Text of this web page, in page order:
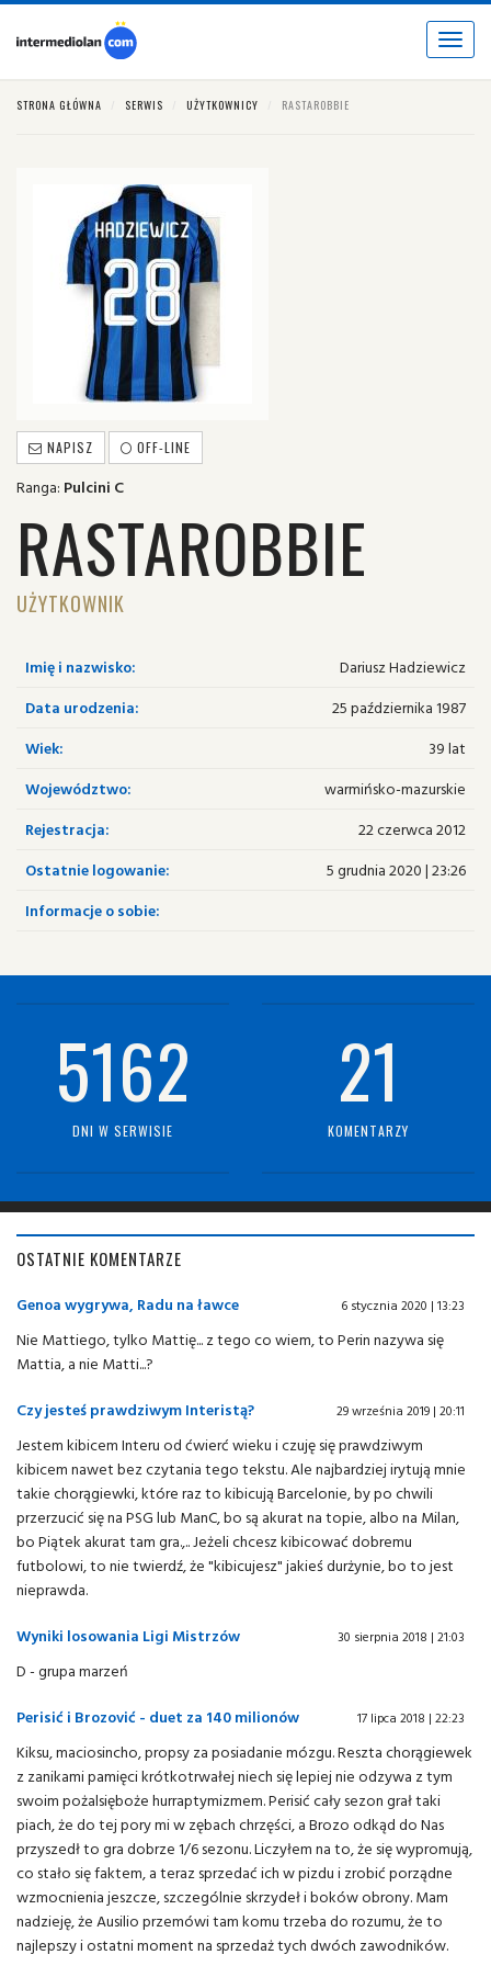
Toggle
STRONA GŁÓWNA SERWIS UŻYTKOWNICY RASTAROBBIE
NAPISZ OFF-LINE
Ranga: Pulcini C
RASTAROBBIE
UŻYTKOWNIK
Imię i nazwisko:
Dariusz Hadziewicz
Data urodzenia:
25 października 1987
Wiek:
39 lat
Województwo:
warmińsko-mazurskie
Rejestracja:
22 czerwca 2012
Ostatnie logowanie:
5 grudnia 2020 | 23:26
Informacje o sobie:
5162
DNI W SERWISIE
21
KOMENTARZY
OSTATNIE KOMENTARZE
Genoa wygrywa, Radu na ławce 6 stycznia 2020 | 13:23
Nie Mattiego, tylko Mattię... z tego co wiem, to Perin nazywa się
Mattia, a nie Matti...?
Czy jesteś prawdziwym Interistą?
29 września 2019 | 20:11
Jestem kibicem Interu od ćwierć wieku i czuję się prawdziwym
kibicem nawet bez czytania tego tekstu. Ale najbardziej irytują mnie
takie chorągiewki, które raz to kibicują Barcelonie, by po chwili
przerzucić się na PSG lub ManC, bo są akurat na topie, albo na Milan,
bo Piątek akurat tam gra.,.. Jeżeli chcesz kibicować dobremu
futbolowi, to nie twierdź, że "kibicujesz" jakieś durżynie, bo to jest
nieprawda.
Wyniki losowania Ligi Mistrzów
30 sierpnia 2018 | 21:03
D - grupa marzeń
Perisić i Brozović - duet za 140 milionów
17 lipca 2018 | 22:23
Kiksu, maciosincho, propsy za posiadanie mózgu. Reszta chorągiewek
z zanikami pamięci krótkotrwałej niech się lepiej nie odzywa z tym
swoim pożalsięboże hurraptymizmem. Perisić cały sezon grał taki
piach, że do tej pory mi w zębach chrzęści, a Brozo odkąd do Nas
przyszedł to gra dobrze 1/6 sezonu. Liczyłem na to, że się wypromują,
co stało się faktem, a teraz sprzedać ich w pizdu i zrobić porządne
wzmocnienia jeszcze, szczególnie skrzydeł i boków obrony. Mam
nadzieję, że Ausilio przemówi tam komu trzeba do rozumu, że to
najlepszy i ostatni moment na sprzedaż tych dwóch zawodników.